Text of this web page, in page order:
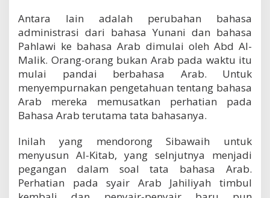
Antara lain adalah perubahan bahasa
administrasi dari bahasa Yunani dan bahasa
Pahlawi ke bahasa Arab dimulai oleh Abd Al-
Malik. Orang-orang bukan Arab pada waktu itu
mulai pandai berbahasa Arab. Untuk
menyempurnakan pengetahuan tentang bahasa
Arab mereka memusatkan perhatian pada
Bahasa Arab terutama tata bahasanya.
Inilah yang mendorong Sibawaih untuk
menyusun Al-Kitab, yang selnjutnya menjadi
pegangan dalam soal tata bahasa Arab.
Perhatian pada syair Arab Jahiliyah timbul